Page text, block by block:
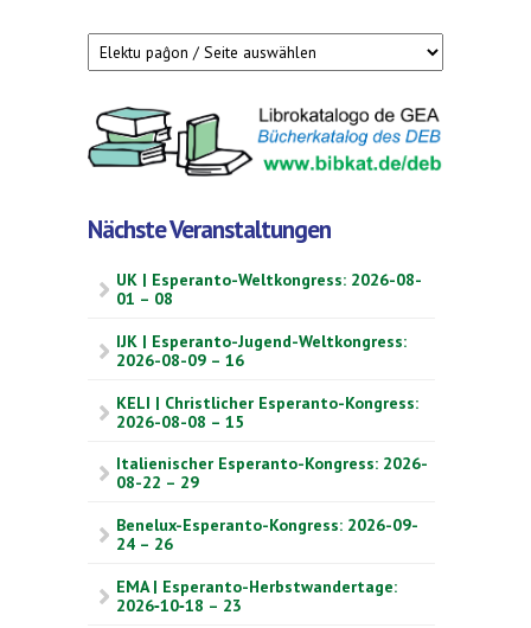
Nächste Veranstaltungen
UK | Esperanto-Weltkongress: 2026-08-
01 – 08
IJK | Esperanto-Jugend-Weltkongress:
2026-08-09 – 16
KELI | Christlicher Esperanto-Kongress:
2026-08-08 – 15
Italienischer Esperanto-Kongress: 2026-
08-22 – 29
Benelux-Esperanto-Kongress: 2026-09-
24 – 26
EMA | Esperanto-Herbstwandertage:
2026‑10‑18 – 23